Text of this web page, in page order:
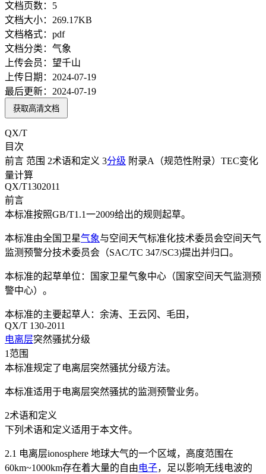
文档页数： 5
文档大小： 269.17KB
文档格式： pdf
文档分类： 气象
上传会员： 望千山
上传日期： 2024-07-19
最后更新： 2024-07-19
获取高清文档
QX/T
目次
前言 范围 2术语和定义 3分级 附录A（规范性附录）TEC变化
量计算
QX/T1302011
前言
本标准按照GB/T1.1一2009给出的规则起草。
本标准由全国卫星气象与空间天气标准化技术委员会空间天气
监测预警分技术委员会（SAC/TC 347/SC3)提出并归口。
本标准的起草单位：国家卫星气象中心（国家空间天气监测预
警中心）。
本标准的主要起草人：余涛、王云冈、毛田，
QX/T 130-2011
电离层突然骚扰分级
1范围
本标准规定了电离层突然骚扰分级方法。
本标准适用于电离层突然骚扰的监测预警业务。
2术语和定义
下列术语和定义适用于本文件。
2.1 电离层ionosphere 地球大气的一个区域，高度范围在
60km~1000km存在着大量的自由电子，足以影响无线电波的